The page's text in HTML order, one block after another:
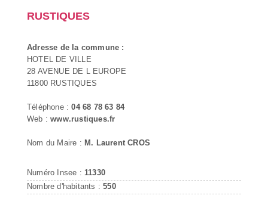
RUSTIQUES
Adresse de la commune :
HOTEL DE VILLE
28 AVENUE DE L EUROPE
11800 RUSTIQUES
Téléphone :04 68 78 63 84
Web :www.rustiques.fr
Nom du Maire : M. Laurent CROS
Numéro Insee : 11330
Nombre d'habitants :550